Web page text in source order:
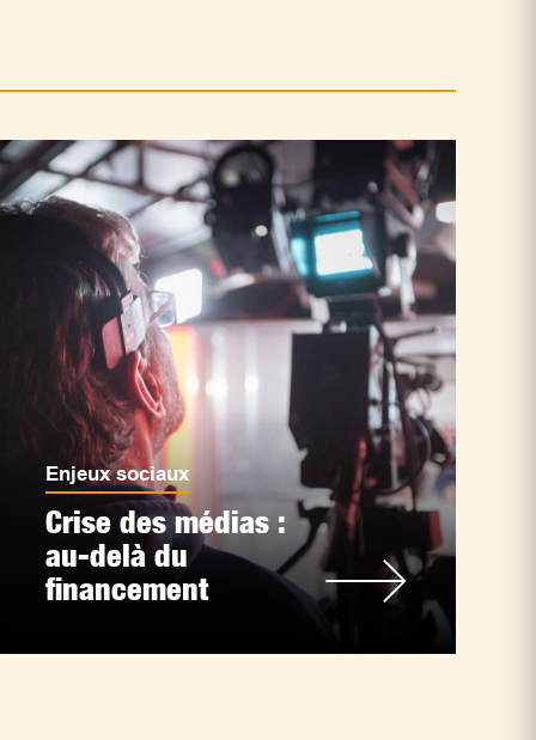
Enjeux sociaux
Crise des médias :
au-delà du
financement